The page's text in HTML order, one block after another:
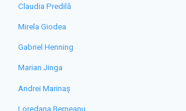
Claudia Predilă
Mirela Giodea
Gabriel Henning
Marian Jinga
Andrei Marinaș
Loredana Berneanu